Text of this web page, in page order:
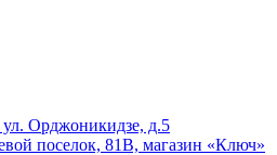
Орджоникидзе, д.5
поселок, 81В, магазин «Ключ»